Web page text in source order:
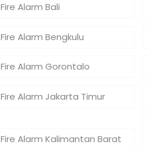
Fire Alarm Bali
Fire Alarm Bengkulu
Fire Alarm Gorontalo
Fire Alarm Jakarta Timur
Fire Alarm Kalimantan Barat